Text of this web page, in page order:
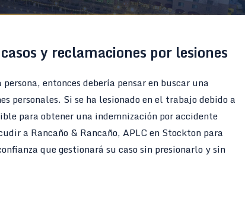
y reclamaciones por lesiones
entonces debería pensar en buscar una
personales. Si se ha lesionado en el trabajo debido a
para obtener una indemnización por accidente
a Rancaño & Rancaño, APLC en Stockton para
que gestionará su caso sin presionarlo y sin